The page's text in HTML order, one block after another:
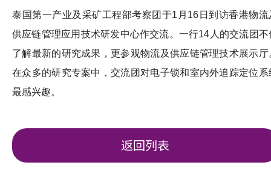
泰国第一产业及采矿工程部考察团于1月16日到访香港物流
供应链管理应用技术研发中心作交流。一行14人的交流团不
了解最新的研究成果，更参观物流及供应链管理技术展示厅
在众多的研究专案中，交流团对电子锁和室内外追踪定位系
最感兴趣。
返回列表